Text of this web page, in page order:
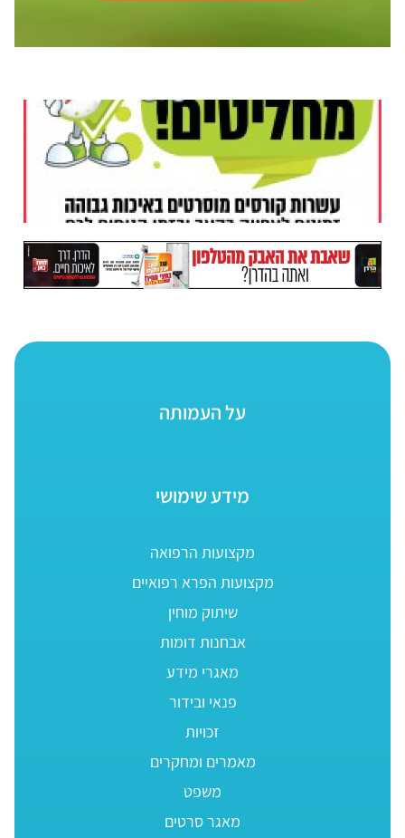
על העמותה
מידע שימושי
מקצועות הרפואה
מקצועות הפרא רפואיים
שיתוק מוחין
אבחנות דומות
מאגרי מידע
פנאי ובידור
זכויות
מאמרים ומחקרים
משפט
מאגר סרטים